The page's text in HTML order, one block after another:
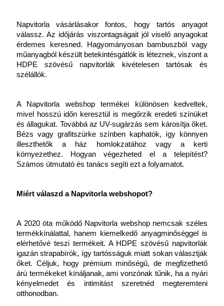
Napvitorla vásárlásakor fontos, hogy tartós anyagot
válassz. Az időjárás viszontagságait jól viselő anyagokat
érdemes keresned. Hagyományosan bambuszból vagy
műanyagból készült betekintésgátlók is léteznek, viszont a
HDPE szövésű napvitorlák kivételesen tartósak és
szélállók.
A Napvitorla webshop termékei különösen kedveltek,
mivel hosszú időn keresztül is megőrzik eredeti színüket
és állagukat. Továbbá az UV-sugárzás sem károsítja őket.
Bézs vagy grafitszürke színben kaphatók, így könnyen
illeszthetők a ház homlokzatához vagy a kerti
környezethez. Hogyan végezheted el a telepítést?
Számos útmutató és tanács segíti ezt a folyamatot.
Miért válaszd a Napvitorla webshopot?
A 2020 óta működő Napvitorla webshop nemcsak széles
termékkínálattal, hanem kiemelkedő anyagminőséggel is
elérhetővé teszi termékeit. A HDPE szövésű napvitorlák
igazán strapabírók, így tartósságuk miatt sokan választják
őket. Céljuk, hogy prémium minőségű, de megfizethető
árú termékeket kínáljanak, ami vonzónak tűnik, ha a nyári
kényelmedet és intimitást szeretnéd megteremteni
otthonodban.